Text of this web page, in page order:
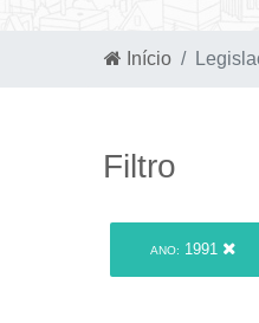
Início
Filtro
ANO: 1991